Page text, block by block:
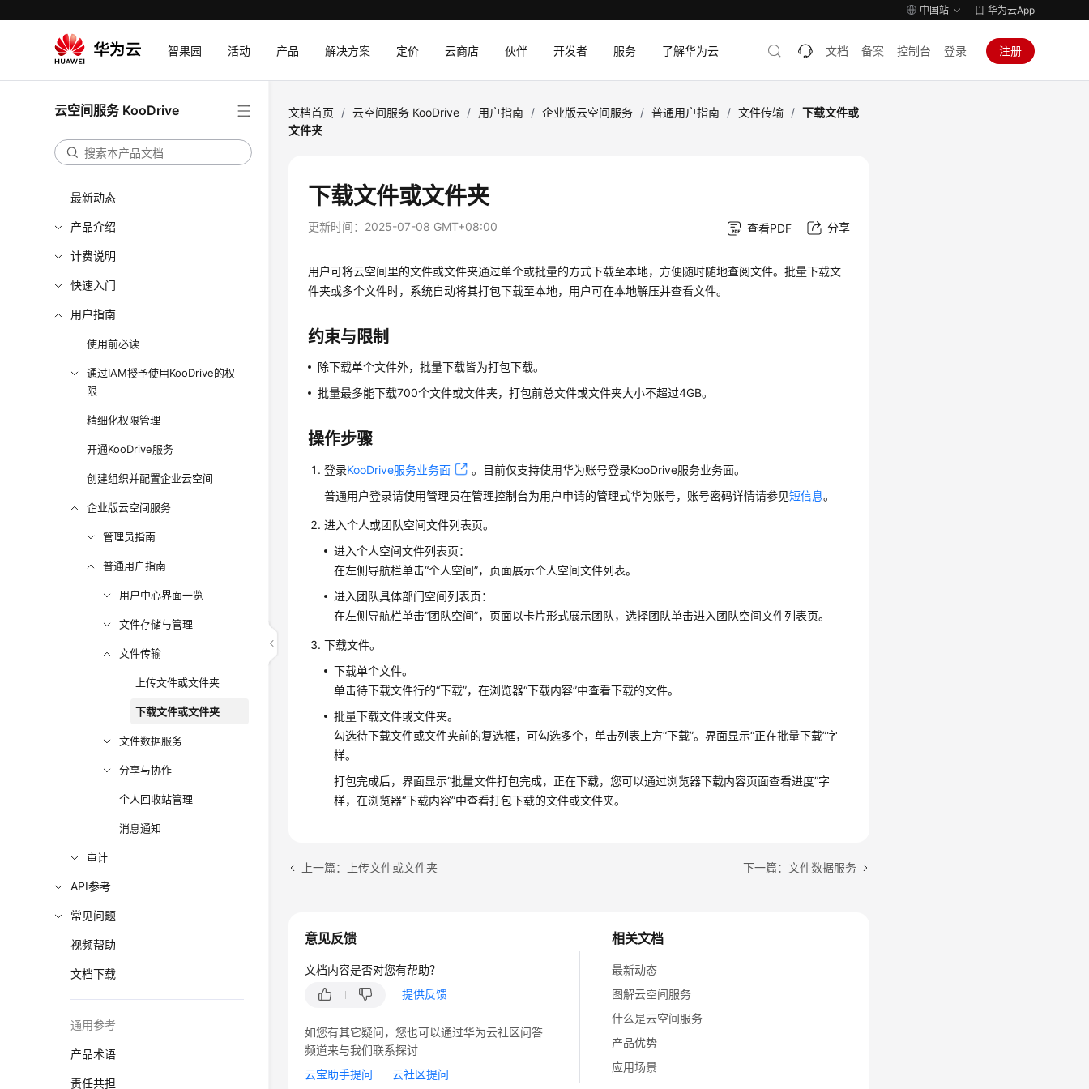
中国站 华为云App
智果园 活动 产品 解决方案 定价 云商店 伙伴 开发者 服务 了解华为云 文档 备案 控制台 登录 注册
云空间服务 KooDrive
最新动态
产品介绍
计费说明
快速入门
用户指南
使用前必读
通过IAM授予使用KooDrive的权
限
精细化权限管理
开通KooDrive服务
创建组织并配置企业云空间
企业版云空间服务
管理员指南
普通用户指南
用户中心界面一览
文件存储与管理
文件传输
上传文件或文件夹
下载文件或文件夹
文件数据服务
分享与协作
个人回收站管理
消息通知
审计
API参考
常见问题
视频帮助
文档下载
通用参考
产品术语
责任共担
文档首页 / 云空间服务 KooDrive / 用户指南 / 企业版云空间服务 / 普通用户指南 / 文件传输 / 下载文件或
文件夹
下载文件或文件夹
更新时间： 2025-07-08 GMT+08:00 查看PDF 分享
用户可将云空间里的文件或文件夹通过单个或批量的方式下载至本地，方便随时随地查阅文件。批量下载文
件夹或多个文件时，系统自动将其打包下载至本地，用户可在本地解压并查看文件。
约束与限制
除下载单个文件外，批量下载皆为打包下载。
批量最多能下载700个文件或文件夹，打包前总文件或文件夹大小不超过4GB。
操作步骤
登录KooDrive服务业务面
。目前仅支持使用华为账号登录KooDrive服务业务面。
普通用户登录请使用管理员在管理控制台为用户申请的管理式华为账号，账号密码详情请参见短信息。
进入个人或团队空间文件列表页。
进入个人空间文件列表页：
在左侧导航栏单击“个人空间”，页面展示个人空间文件列表。
进入团队具体部门空间列表页：
在左侧导航栏单击“团队空间”，页面以卡片形式展示团队，选择团队单击进入团队空间文件列表页。
下载文件。
下载单个文件。
单击待下载文件行的“下载”，在浏览器“下载内容”中查看下载的文件。
批量下载文件或文件夹。
勾选待下载文件或文件夹前的复选框，可勾选多个，单击列表上方“下载”。界面显示“正在批量下载”字
样。
打包完成后，界面显示“批量文件打包完成，正在下载，您可以通过浏览器下载内容页面查看进度”字
样，在浏览器“下载内容”中查看打包下载的文件或文件夹。
上一篇：上传文件或文件夹 下一篇：文件数据服务
相关文档
最新动态
图解云空间服务
什么是云空间服务
产品优势
应用场景
意见反馈
文档内容是否对您有帮助？
提供反馈
如您有其它疑问，您也可以通过华为云社区问答
频道来与我们联系探讨
云宝助手提问
云社区提问